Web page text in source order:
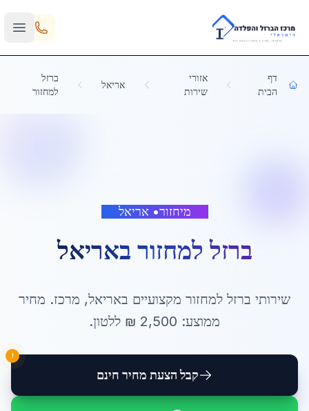
Skip to main content
דף
הבית
אזורי
שירות
אריאל
ברזל
למחזור
מיחזור• אריאל
ברזל למחזור באריאל
שירותי ברזל למחזור מקצועיים באריאל, מרכז. מחיר
ממוצע: 2,500 ₪ ללטון.
קבל הצעת מחיר חינם
!